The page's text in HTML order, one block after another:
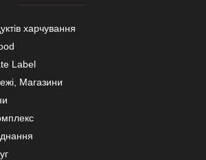
харчування
Label
Магазини